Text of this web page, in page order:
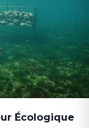
Écologique